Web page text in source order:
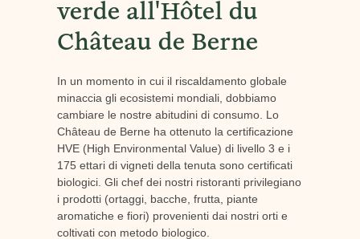
verde all'Hôtel du
Château de Berne
In un momento in cui il riscaldamento globale
minaccia gli ecosistemi mondiali, dobbiamo
cambiare le nostre abitudini di consumo. Lo
Château de Berne ha ottenuto la certificazione
HVE (High Environmental Value) di livello 3 e i
175 ettari di vigneti della tenuta sono certificati
biologici. Gli chef dei nostri ristoranti privilegiano
i prodotti (ortaggi, bacche, frutta, piante
aromatiche e fiori) provenienti dai nostri orti e
coltivati con metodo biologico.